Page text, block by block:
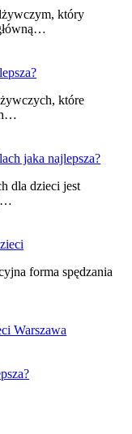
który
które
jaka najlepsza?
dla dzieci jest
forma spędzania
Warszawa